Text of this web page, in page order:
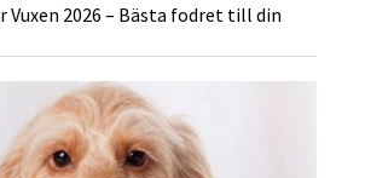
2026 – Bästa fodret till din